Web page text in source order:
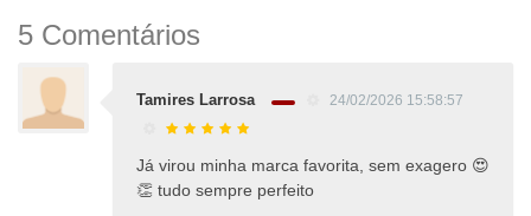
5 Comentários
Tamires Larrosa 24/02/2026 15:58:57
Já virou minha marca favorita, sem exagero 😍
👏 tudo sempre perfeito